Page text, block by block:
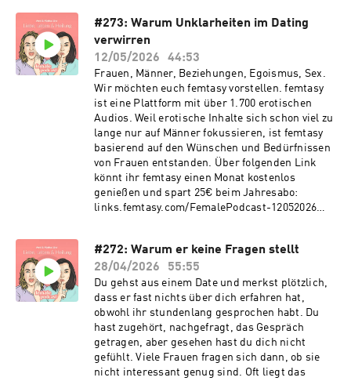
#273: Warum Unklarheiten im Dating
verwirren
12/05/2026
44:53
Frauen, Männer, Beziehungen, Egoismus, Sex.
Wir möchten euch femtasy vorstellen. femtasy
ist eine Plattform mit über 1.700 erotischen
Audios. Weil erotische Inhalte sich schon viel zu
lange nur auf Männer fokussieren, ist femtasy
basierend auf den Wünschen und Bedürfnissen
von Frauen entstanden. Über folgenden Link
könnt ihr femtasy einen Monat kostenlos
genießen und spart 25€ beim Jahresabo:
links.femtasy.com/FemalePodcast-12052026
Liebe und nachhaltige Beziehungen. Leider
müssen wir immer wieder feststellen, dass uns
Männer begegnen, die die Kunst des Abturns
beherrschen wie ein Pro. Immer wieder
schaffen sie Kommunikation nicht,
Verhaltensweisen sind widersprüchlich und
Worte werden nicht in Taten umgesetzt. In
dieser Folge wollen wir über unsere Emotionen
sprechen und wie wir sie kontrollieren.
#272: Warum er keine Fragen stellt
28/04/2026
55:55
Du gehst aus einem Date und merkst plötzlich,
dass er fast nichts über dich erfahren hat,
obwohl ihr stundenlang gesprochen habt. Du
hast zugehört, nachgefragt, das Gespräch
getragen, aber gesehen hast du dich nicht
gefühlt. Viele Frauen fragen sich dann, ob sie
nicht interessant genug sind. Oft liegt das